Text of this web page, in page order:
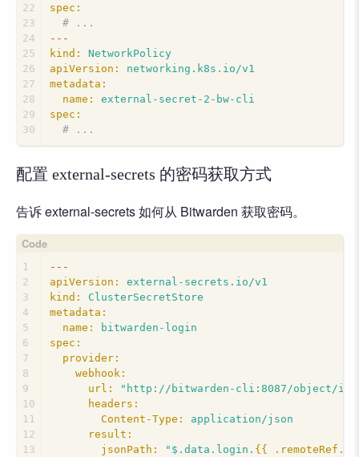
22
23
24
25
26
27
28
29
30
spec:
# ...
---
kind:
NetworkPolicy
apiVersion:
networking.k8s.io/v1
metadata:
name:
external-secret-2-bw-cli
spec:
# ...
配置 external-secrets 的密码获取方式
告诉 external-secrets 如何从 Bitwarden 获取密码。
1
2
3
4
5
6
7
8
9
10
11
12
13
---
apiVersion:
external-secrets.io/v1
kind:
ClusterSecretStore
metadata:
name:
bitwarden-login
spec:
provider:
webhook:
url:
"http://bitwarden-cli:8087/object/
headers:
Content-Type:
application/json
result:
jsonPath:
"$.data.login. {{